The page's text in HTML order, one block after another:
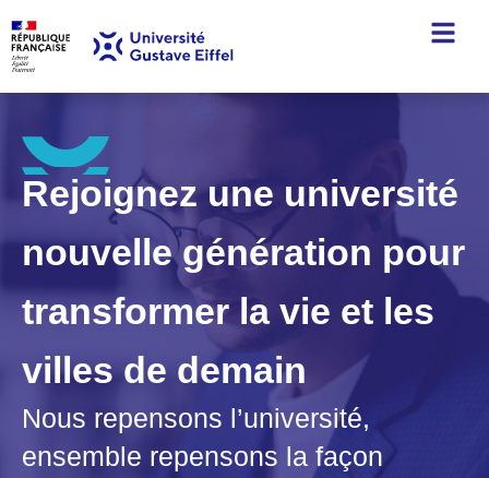
Rejoignez une université
nouvelle génération pour
transformer la vie et les
villes de demain
Nous repensons l’université,
ensemble repensons la façon